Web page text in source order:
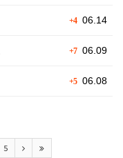
+406.14
+706.09
+506.08
5